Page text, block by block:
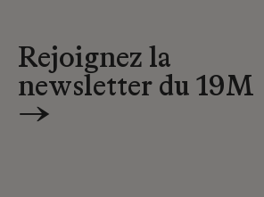
Rejoignez la
newsletter du 19M
→